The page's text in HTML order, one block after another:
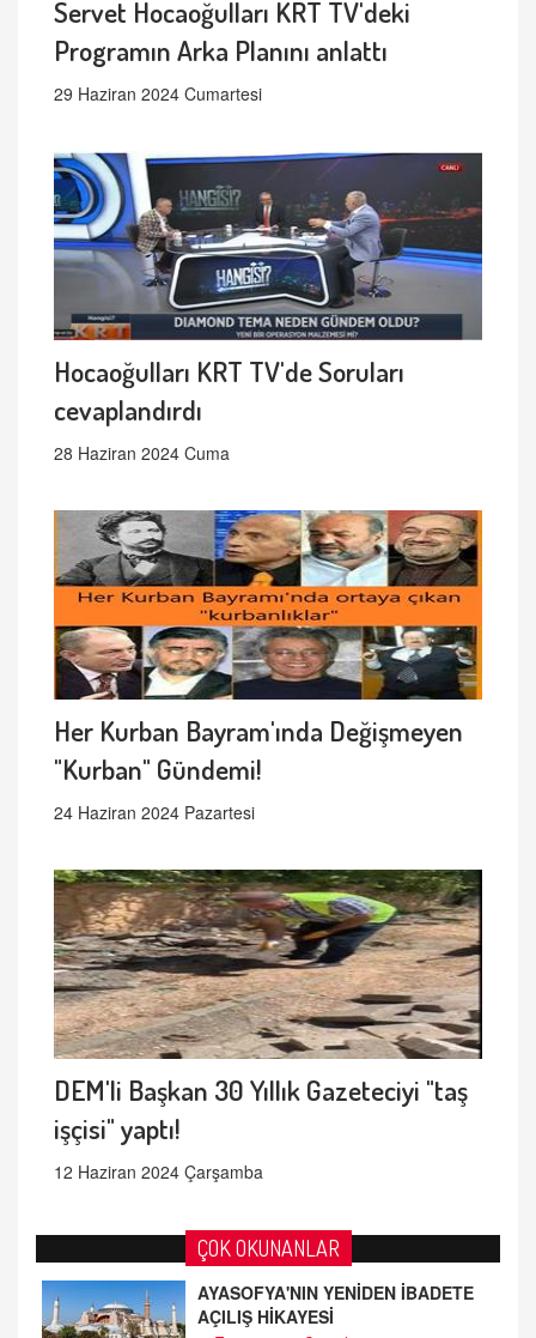
Servet Hocaoğulları KRT TV'deki
Programın Arka Planını anlattı
29 Haziran 2024 Cumartesi
Hocaoğulları KRT TV'de Soruları
cevaplandırdı
28 Haziran 2024 Cuma
Her Kurban Bayram'ında Değişmeyen
"Kurban" Gündemi!
24 Haziran 2024 Pazartesi
DEM'li Başkan 30 Yıllık Gazeteciyi "taş
işçisi" yaptı!
12 Haziran 2024 Çarşamba
ÇOK OKUNANLAR
AYASOFYA'NIN YENİDEN İBADETE
AÇILIŞ HİKAYESİ